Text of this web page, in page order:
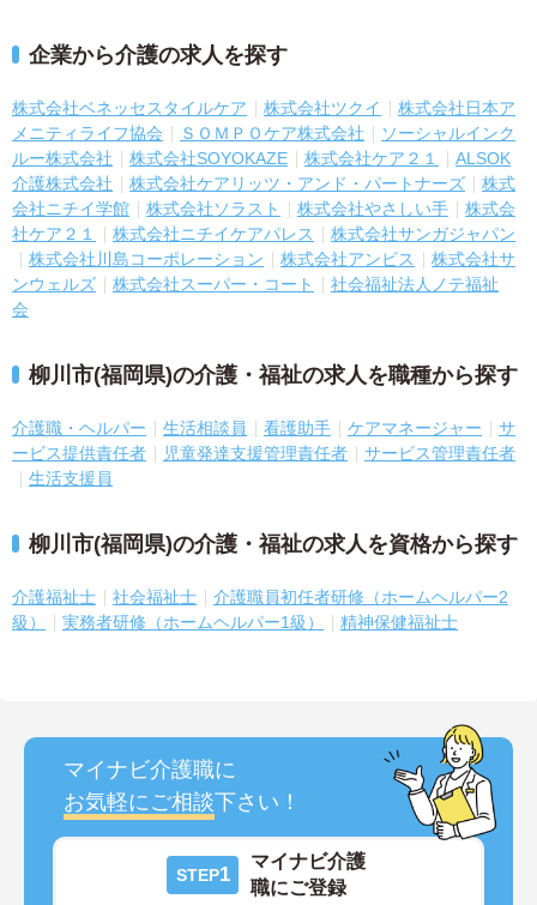
企業から介護の求人を探す
株式会社ベネッセスタイルケア 株式会社ツクイ
株式会社日本ア
メニティライフ協会
ＳＯＭＰＯケア株式会社
ソーシャルインク
ルー株式会社
株式会社SOYOKAZE 株式会社ケア２１
ALSOK
介護株式会社
株式会社ケアリッツ・アンド・パートナーズ
株式
会社ニチイ学館
株式会社ソラスト 株式会社やさしい手
株式会
社ケア２１
株式会社ニチイケアパレス
株式会社サンガジャパン
株式会社川島コーポレーション
株式会社アンビス
株式会社サ
ンウェルズ
株式会社スーパー・コート
社会福祉法人ノテ福祉
会
柳川市(福岡県)の介護・福祉の求人を職種から探す
介護職・ヘルパー 生活相談員 看護助手 ケアマネージャー
サ
ービス提供責任者
児童発達支援管理責任者
サービス管理責任者
生活支援員
柳川市(福岡県)の介護・福祉の求人を資格から探す
介護福祉士 社会福祉士
介護職員初任者研修（ホームヘルパー2
級）
実務者研修（ホームヘルパー1級） 精神保健福祉士
マイナビ介護職に
お気軽にご相談下さい！
STEP1
マイナビ介護
職にご登録